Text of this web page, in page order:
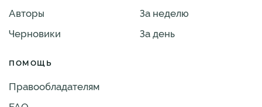
Авторы
Черновики
За неделю
За день
ПОМОЩЬ
Правообладателям